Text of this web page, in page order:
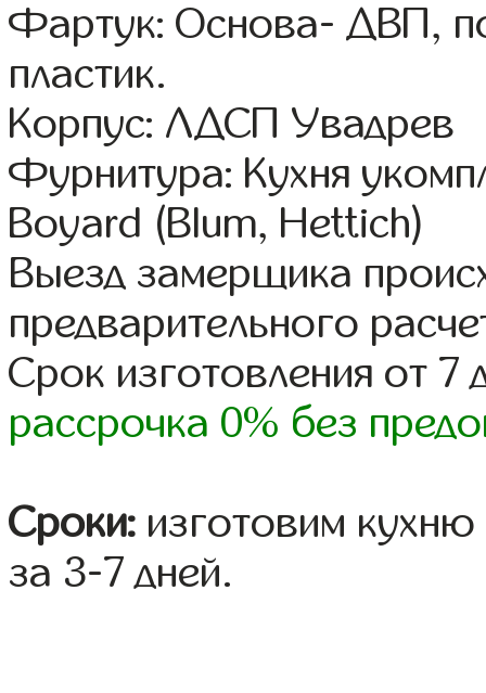
Фартук: Основа- ДВП,
пластик.
Корпус: ЛДСП Увадрев
Фурнитура: Кухня
Boyard (Blum, Hettich)
Выезд замерщика
предварительного
Срок изготовления от 7
рассрочка 0% без
Сроки: изготовим
за 3-7 дней.